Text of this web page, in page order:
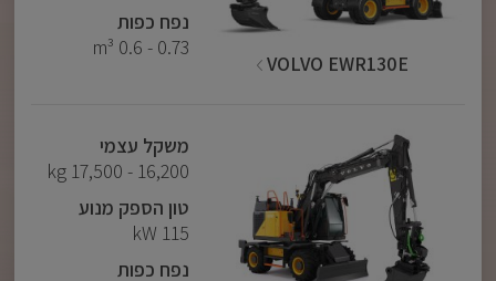
VOLVO EWR130E
נפח כפות
0.73 - 0.6 m³
משקל עצמי
16,200 - 17,500 kg
טון הספק מנוע
115 kW
נפח כפות